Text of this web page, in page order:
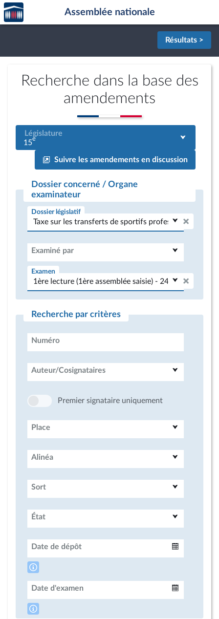
Aller au contenu
Aller en bas de la page
Accèder
à la
page
Assemblée nationale
Résultats >
Recherche dans la base des
amendements
Législature
15e
Suivre les amendements en discussion
Dossier concerné / Organe
examinateur
Dossier législatif
Examiné par
Examen
Recherche par critères
Numéro
Auteur/Cosignataires
Premier signataire uniquement
Place
Alinéa
Sort
État
Date de dépôt
Date d'examen